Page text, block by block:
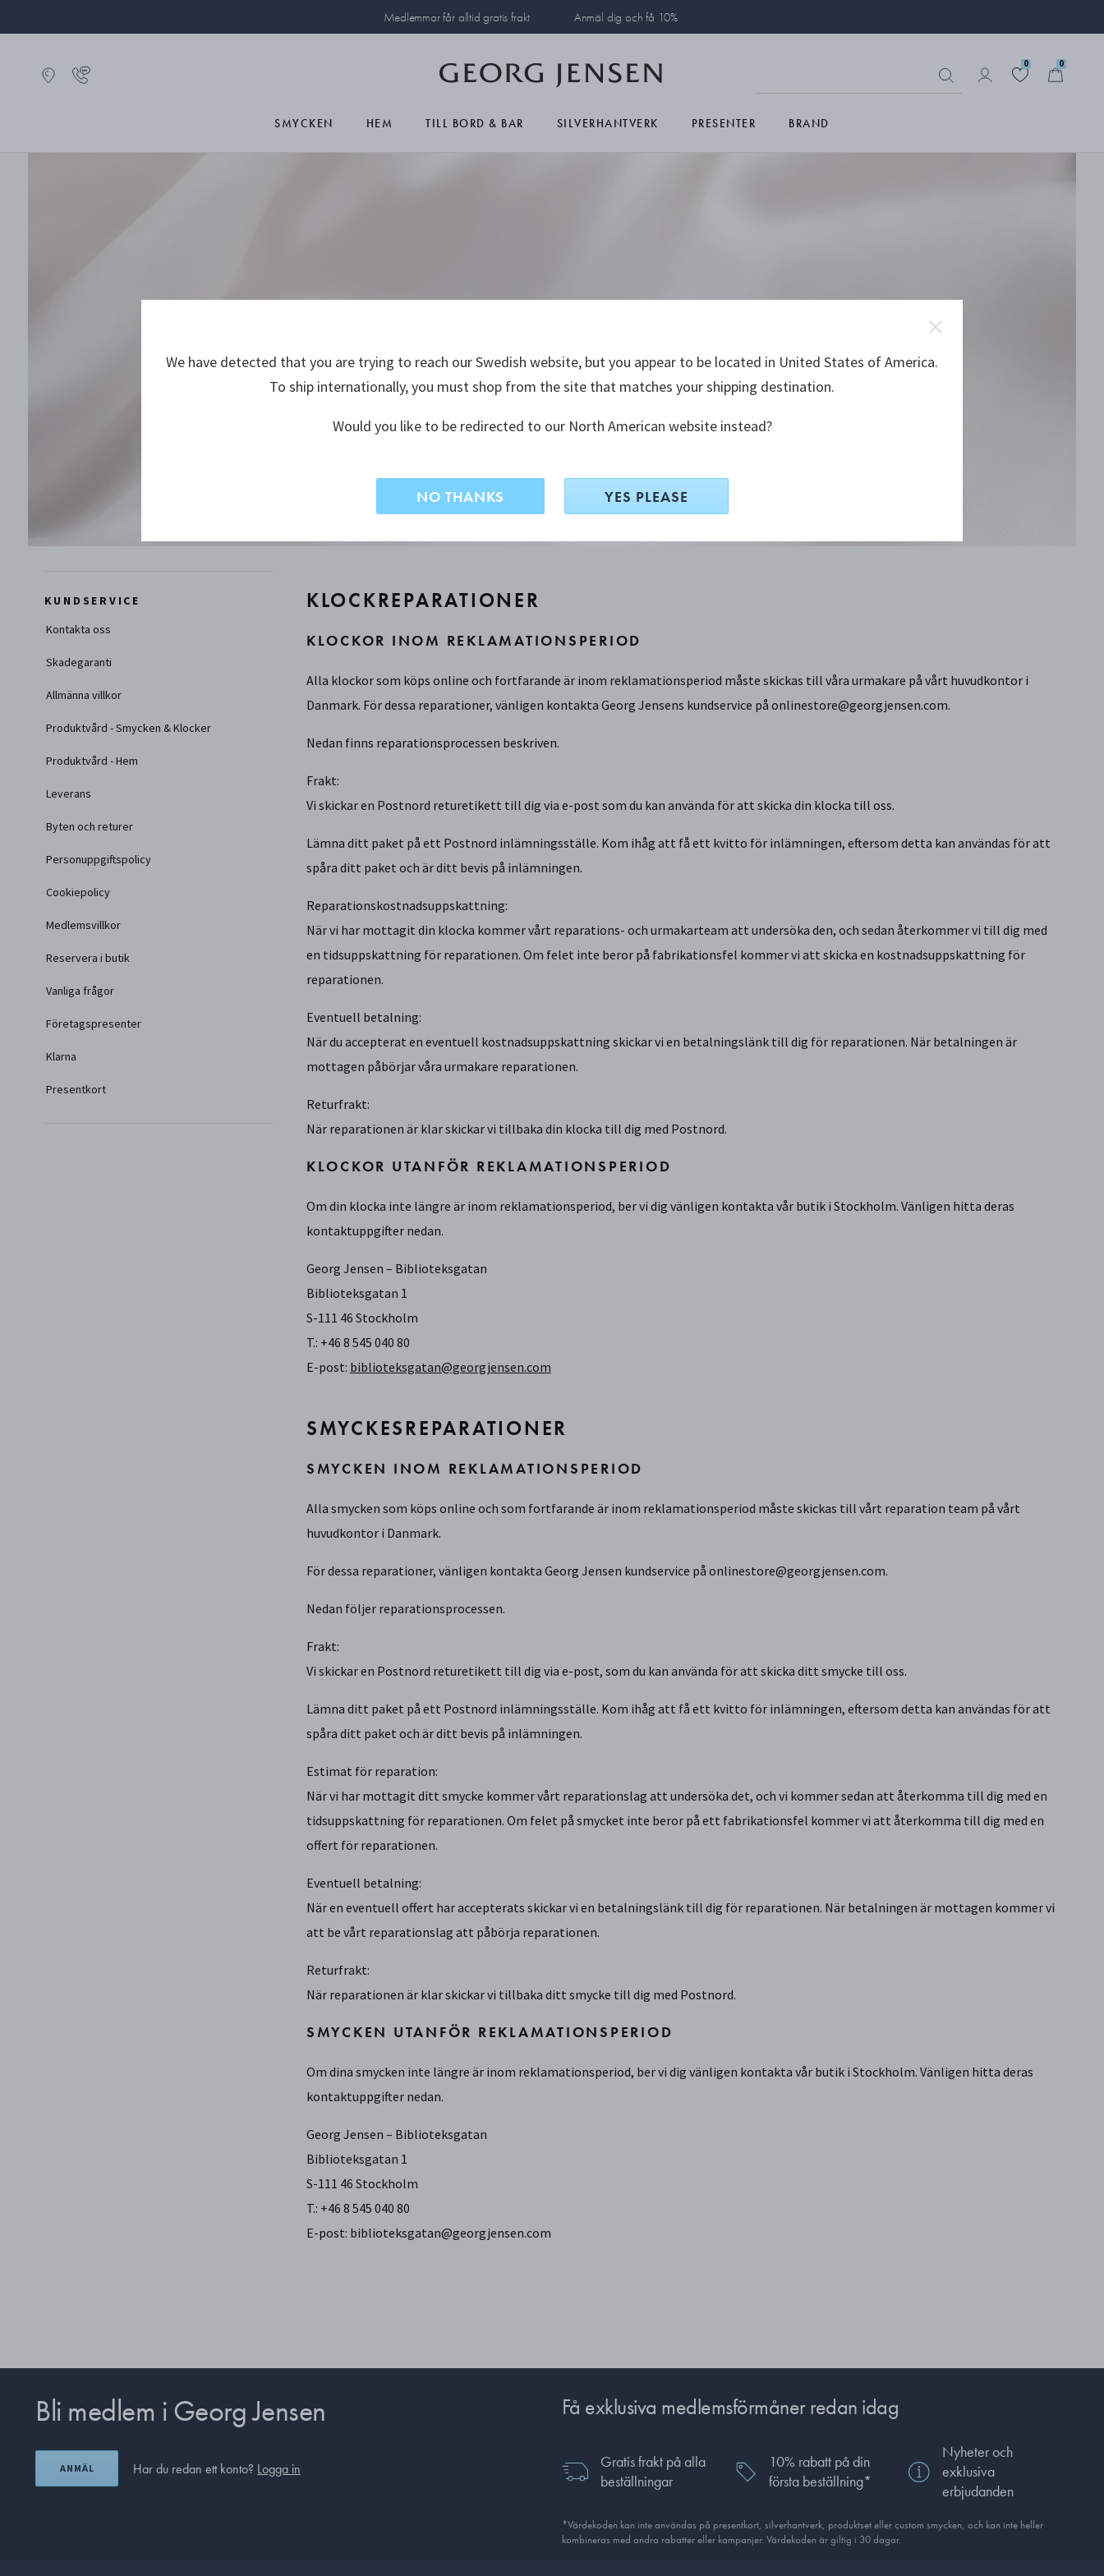
Medlemmar får alltid gratis frakt Anmäl dig och få 10%
0 0
SMYCKEN HEM TILL BORD & BAR SILVERHANTVERK PRESENTER BRAND
KUNDSERVICE
Kontakta oss
Skadegaranti
Allmänna villkor
Produktvård - Smycken & Klocker
Produktvård - Hem
Leverans
Byten och returer
Personuppgiftspolicy
Cookiepolicy
Medlemsvillkor
Reservera i butik
Vanliga frågor
Företagspresenter
Klarna
Presentkort
KLOCKREPARATIONER
KLOCKOR INOM REKLAMATIONSPERIOD
Alla klockor som köps online och fortfarande är inom reklamationsperiod måste skickas till våra urmakare på vårt huvudkontor i
Danmark. För dessa reparationer, vänligen kontakta Georg Jensens kundservice på onlinestore@georgjensen.com.
Nedan finns reparationsprocessen beskriven.
Frakt:
Vi skickar en Postnord returetikett till dig via e-post som du kan använda för att skicka din klocka till oss.
Lämna ditt paket på ett Postnord inlämningsställe. Kom ihåg att få ett kvitto för inlämningen, eftersom detta kan användas för att
spåra ditt paket och är ditt bevis på inlämningen.
Reparationskostnadsuppskattning:
När vi har mottagit din klocka kommer vårt reparations- och urmakarteam att undersöka den, och sedan återkommer vi till dig med
en tidsuppskattning för reparationen. Om felet inte beror på fabrikationsfel kommer vi att skicka en kostnadsuppskattning för
reparationen.
Eventuell betalning:
När du accepterat en eventuell kostnadsuppskattning skickar vi en betalningslänk till dig för reparationen. När betalningen är
mottagen påbörjar våra urmakare reparationen.
Returfrakt:
När reparationen är klar skickar vi tillbaka din klocka till dig med Postnord.
KLOCKOR UTANFÖR REKLAMATIONSPERIOD
Om din klocka inte längre är inom reklamationsperiod, ber vi dig vänligen kontakta vår butik i Stockholm. Vänligen hitta deras
kontaktuppgifter nedan.
Georg Jensen – Biblioteksgatan
Biblioteksgatan 1
S-111 46 Stockholm
T.: +46 8 545 040 80
E-post: biblioteksgatan@georgjensen.com
SMYCKESREPARATIONER
SMYCKEN INOM REKLAMATIONSPERIOD
Alla smycken som köps online och som fortfarande är inom reklamationsperiod måste skickas till vårt reparation team på vårt
huvudkontor i Danmark.
För dessa reparationer, vänligen kontakta Georg Jensen kundservice på onlinestore@georgjensen.com.
Nedan följer reparationsprocessen.
Frakt:
Vi skickar en Postnord returetikett till dig via e-post, som du kan använda för att skicka ditt smycke till oss.
Lämna ditt paket på ett Postnord inlämningsställe. Kom ihåg att få ett kvitto för inlämningen, eftersom detta kan användas för att
spåra ditt paket och är ditt bevis på inlämningen.
Estimat för reparation:
När vi har mottagit ditt smycke kommer vårt reparationslag att undersöka det, och vi kommer sedan att återkomma till dig med en
tidsuppskattning för reparationen. Om felet på smycket inte beror på ett fabrikationsfel kommer vi att återkomma till dig med en
offert för reparationen.
Eventuell betalning:
När en eventuell offert har accepterats skickar vi en betalningslänk till dig för reparationen. När betalningen är mottagen kommer vi
att be vårt reparationslag att påbörja reparationen.
Returfrakt:
När reparationen är klar skickar vi tillbaka ditt smycke till dig med Postnord.
SMYCKEN UTANFÖR REKLAMATIONSPERIOD
Om dina smycken inte längre är inom reklamationsperiod, ber vi dig vänligen kontakta vår butik i Stockholm. Vänligen hitta deras
kontaktuppgifter nedan.
Georg Jensen – Biblioteksgatan
Biblioteksgatan 1
S-111 46 Stockholm
T.: +46 8 545 040 80
E-post: biblioteksgatan@georgjensen.com
Bli medlem i Georg Jensen
ANMÄL Har du redan ett konto? Logga in
Få exklusiva medlemsförmåner redan idag
Gratis frakt på alla
beställningar
10% rabatt på din
första beställning*
Nyheter och
exklusiva
erbjudanden
*Värdekoden kan inte användas på presentkort, silverhantverk, produkt­set eller custom smycken, och kan inte heller
kombineras med andra rabatter eller kampanjer. Värdekoden är giltig i 30 dagar.
We have detected that you are trying to reach our Swedish website, but you appear to be located in United States of America.
To ship internationally, you must shop from the site that matches your shipping destination.
Would you like to be redirected to our North American website instead?
NO THANKS YES PLEASE